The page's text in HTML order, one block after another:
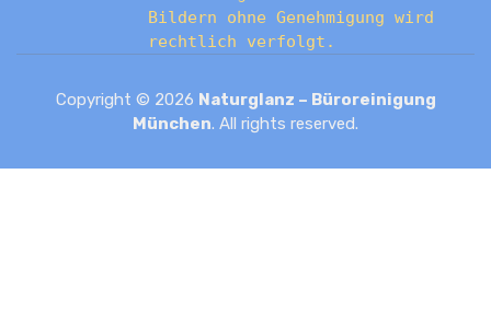
Bildern ohne Genehmigung wird
rechtlich verfolgt.
Copyright © 2026 Naturglanz – Büroreinigung
München. All rights reserved.